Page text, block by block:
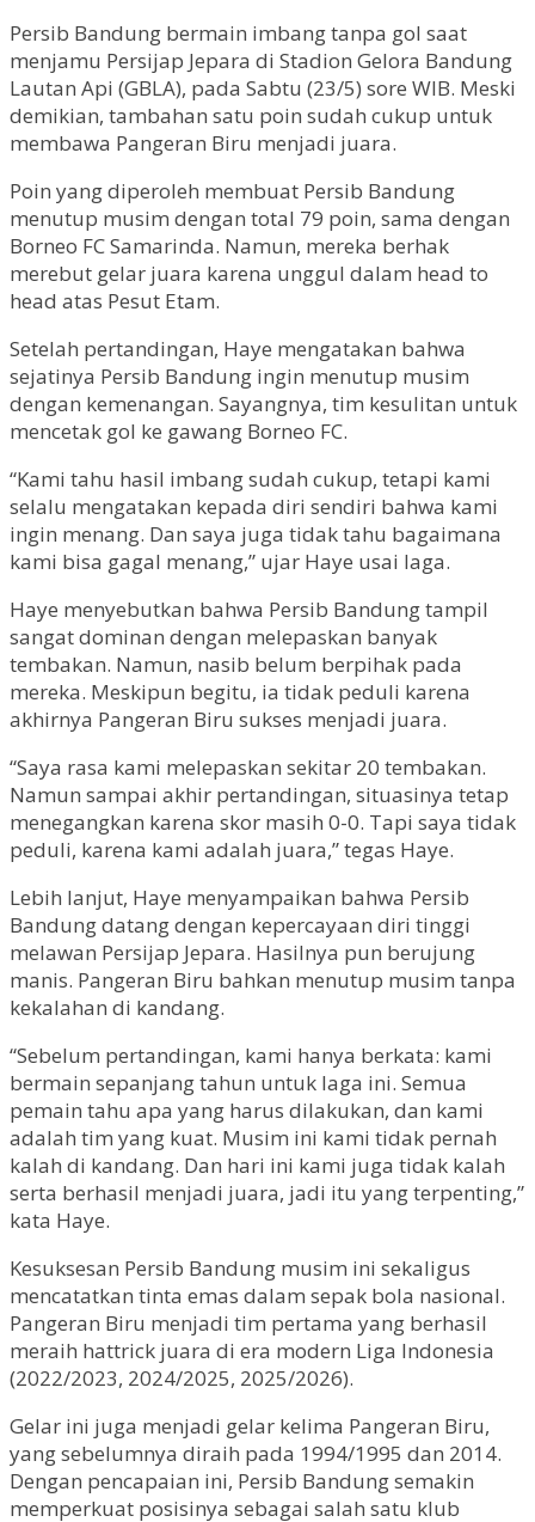
Persib Bandung bermain imbang tanpa gol saat
menjamu Persijap Jepara di Stadion Gelora Bandung
Lautan Api (GBLA), pada Sabtu (23/5) sore WIB. Meski
demikian, tambahan satu poin sudah cukup untuk
membawa Pangeran Biru menjadi juara.
Poin yang diperoleh membuat Persib Bandung
menutup musim dengan total 79 poin, sama dengan
Borneo FC Samarinda. Namun, mereka berhak
merebut gelar juara karena unggul dalam head to
head atas Pesut Etam.
Setelah pertandingan, Haye mengatakan bahwa
sejatinya Persib Bandung ingin menutup musim
dengan kemenangan. Sayangnya, tim kesulitan untuk
mencetak gol ke gawang Borneo FC.
“Kami tahu hasil imbang sudah cukup, tetapi kami
selalu mengatakan kepada diri sendiri bahwa kami
ingin menang. Dan saya juga tidak tahu bagaimana
kami bisa gagal menang,” ujar Haye usai laga.
Haye menyebutkan bahwa Persib Bandung tampil
sangat dominan dengan melepaskan banyak
tembakan. Namun, nasib belum berpihak pada
mereka. Meskipun begitu, ia tidak peduli karena
akhirnya Pangeran Biru sukses menjadi juara.
“Saya rasa kami melepaskan sekitar 20 tembakan.
Namun sampai akhir pertandingan, situasinya tetap
menegangkan karena skor masih 0-0. Tapi saya tidak
peduli, karena kami adalah juara,” tegas Haye.
Lebih lanjut, Haye menyampaikan bahwa Persib
Bandung datang dengan kepercayaan diri tinggi
melawan Persijap Jepara. Hasilnya pun berujung
manis. Pangeran Biru bahkan menutup musim tanpa
kekalahan di kandang.
“Sebelum pertandingan, kami hanya berkata: kami
bermain sepanjang tahun untuk laga ini. Semua
pemain tahu apa yang harus dilakukan, dan kami
adalah tim yang kuat. Musim ini kami tidak pernah
kalah di kandang. Dan hari ini kami juga tidak kalah
serta berhasil menjadi juara, jadi itu yang terpenting,”
kata Haye.
Kesuksesan Persib Bandung musim ini sekaligus
mencatatkan tinta emas dalam sepak bola nasional.
Pangeran Biru menjadi tim pertama yang berhasil
meraih hattrick juara di era modern Liga Indonesia
(2022/2023, 2024/2025, 2025/2026).
Gelar ini juga menjadi gelar kelima Pangeran Biru,
yang sebelumnya diraih pada 1994/1995 dan 2014.
Dengan pencapaian ini, Persib Bandung semakin
memperkuat posisinya sebagai salah satu klub